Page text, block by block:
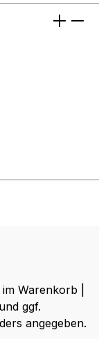
Warenkorb |
und ggf.
angegeben.